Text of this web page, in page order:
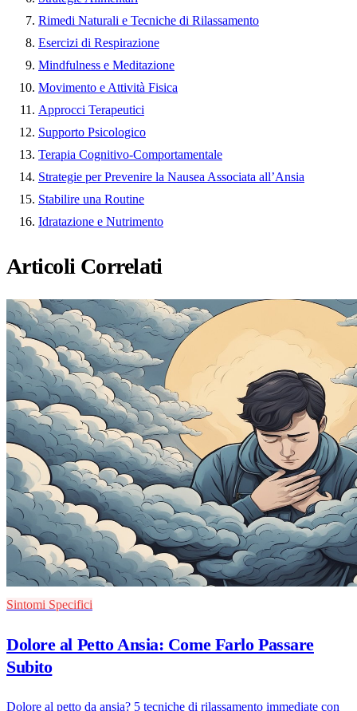
Rimedi Naturali e Tecniche di Rilassamento
Esercizi di Respirazione
Mindfulness e Meditazione
Movimento e Attività Fisica
Approcci Terapeutici
Supporto Psicologico
Terapia Cognitivo-Comportamentale
Strategie per Prevenire la Nausea Associata all’Ansia
Stabilire una Routine
Idratazione e Nutrimento
Articoli Correlati
Sintomi Specifici
Dolore al Petto Ansia: Come Farlo Passare
Subito
Dolore al petto da ansia? 5 tecniche di rilassamento immediate con